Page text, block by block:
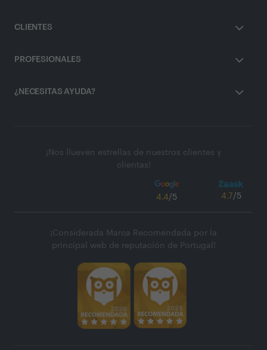
CLIENTES
PROFESIONALES
¿NECESITAS AYUDA?
¡Nos llueven estrellas de nuestros clientes y
clientas!
4.4/5 4.7/5
¡Considerada Marca Recomendada por la
principal web de reputación de Portugal!